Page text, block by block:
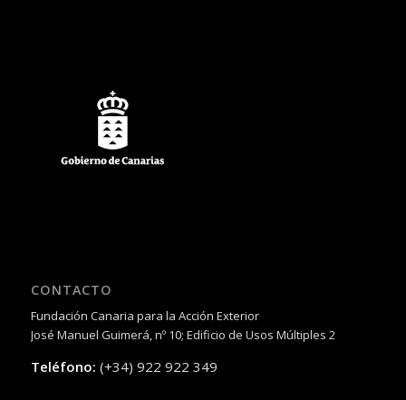
CONTACTO
Fundación Canaria para la Acción Exterior
José Manuel Guimerá, nº 10; Edificio de Usos Múltiples 2
Teléfono: (+34) 922 922 349